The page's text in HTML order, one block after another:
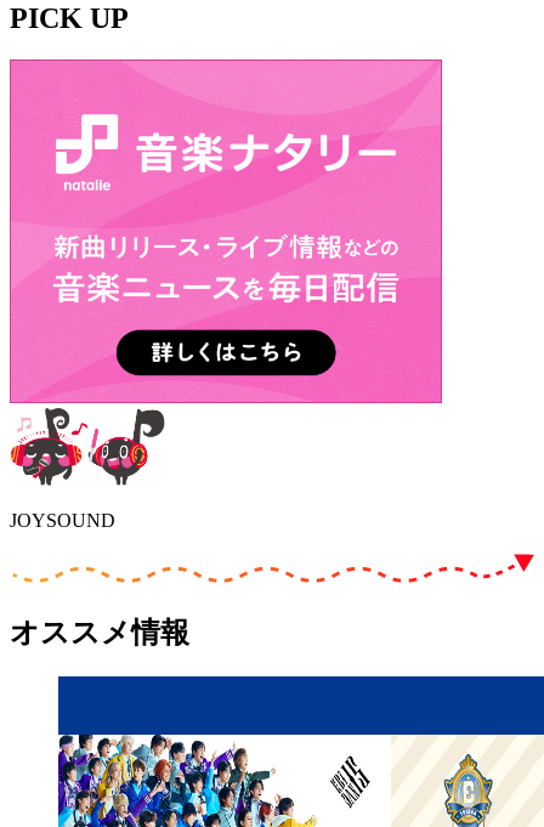
PICK UP
JOYSOUND
オススメ情報